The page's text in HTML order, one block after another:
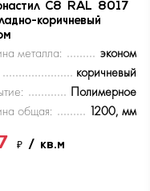
С8 RAL 8017
коричневый
металла:
эконом
коричневый
Полимерное
общая:
1200, мм
₽/ кв.м